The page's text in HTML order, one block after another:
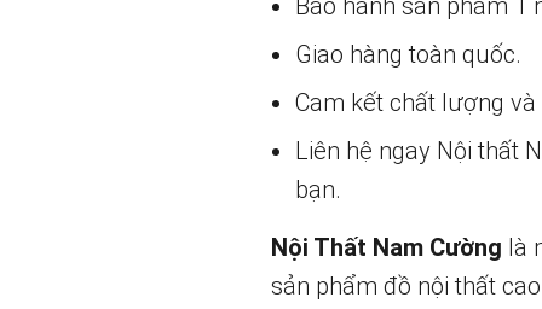
Bảo hành sản phẩm 1
Giao hàng toàn quốc.
Cam kết chất lượng
Liên hệ ngay Nội thất
bạn.
Nội Thất Nam Cường là
sản phẩm đồ nội thất